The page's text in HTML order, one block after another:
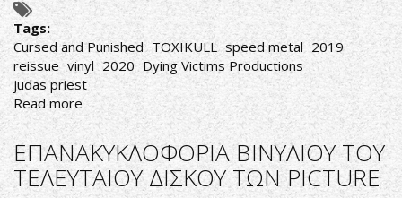
Tags:
Cursed and Punished TOXIKULL speed metal 2019
reissue vinyl 2020 Dying Victims Productions
judas priest
Read more about
Toxikull-
Cursed
and
Punished
ΕΠΑΝΑΚΥΚΛΟΦΟΡΙΑ ΒΙΝΥΛΙΟΥ ΤΟΥ
ΤΕΛΕΥΤΑΙΟΥ ΔΙΣΚΟΥ ΤΩΝ PICTURE